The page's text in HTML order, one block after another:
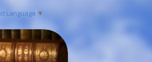
Language ▼